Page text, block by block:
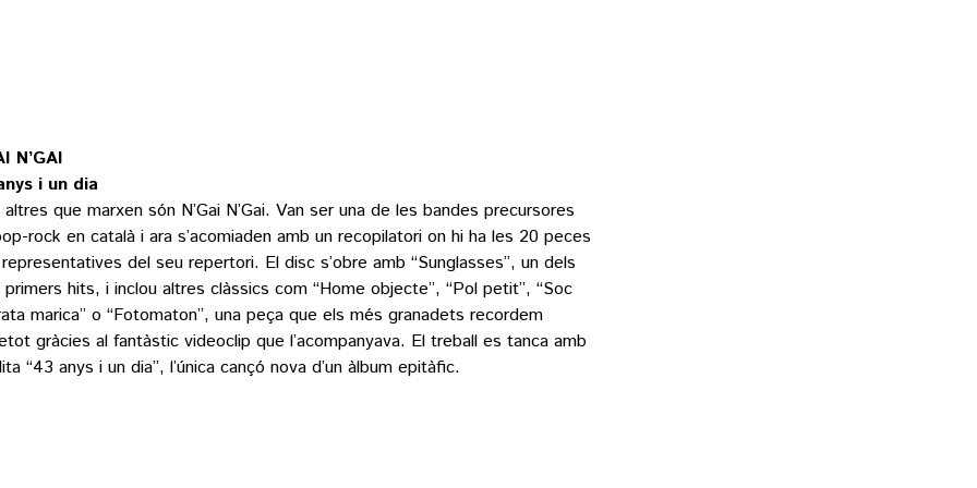
N’GAI
i un dia
que marxen són N’Gai N’Gai. Van ser una de les bandes precursores
rock en català i ara s’acomiaden amb un recopilatori on hi ha les 20 peces
del seu repertori. El disc s’obre amb “Sunglasses”, un dels
hits, i inclou altres clàssics com “Home objecte”, “Pol petit”, “Soc
marica” o “Fotomaton”, una peça que els més granadets recordem
gràcies al fantàstic videoclip que l’acompanyava. El treball es tanca amb
“43 anys i un dia”, l’única cançó nova d’un àlbum epitàfic.